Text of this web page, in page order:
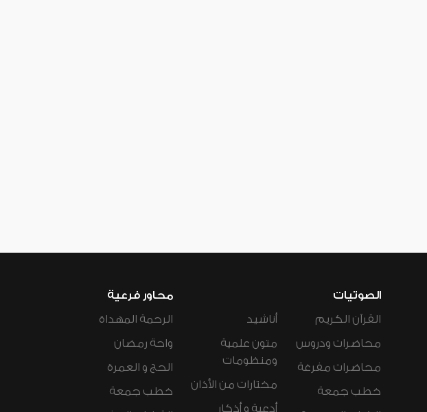
الصوتيات
القرآن الكريم
محاضرات ودروس
محاضرات مفرغة
خطب جمعة
أناشيد
متون علمية
ومنظومات
مختارات من الأذان
أدعية و أذكار
محاور فرعية
الرحمة المهداة
واحة رمضان
الحج و العمرة
خطب جمعة